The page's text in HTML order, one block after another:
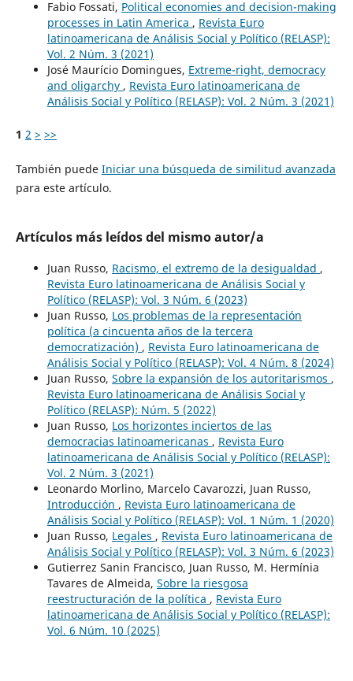
Fabio Fossati, Political economies and decision-making
processes in Latin America , Revista Euro
latinoamericana de Análisis Social y Político (RELASP):
Vol. 2 Núm. 3 (2021)
José Maurício Domingues, Extreme-right, democracy
and oligarchy , Revista Euro latinoamericana de
Análisis Social y Político (RELASP): Vol. 2 Núm. 3 (2021)
1 2 > >>
También puede Iniciar una búsqueda de similitud avanzada
para este artículo.
Artículos más leídos del mismo autor/a
Juan Russo, Racismo, el extremo de la desigualdad ,
Revista Euro latinoamericana de Análisis Social y
Político (RELASP): Vol. 3 Núm. 6 (2023)
Juan Russo, Los problemas de la representación
política (a cincuenta años de la tercera
democratización) , Revista Euro latinoamericana de
Análisis Social y Político (RELASP): Vol. 4 Núm. 8 (2024)
Juan Russo, Sobre la expansión de los autoritarismos ,
Revista Euro latinoamericana de Análisis Social y
Político (RELASP): Núm. 5 (2022)
Juan Russo, Los horizontes inciertos de las
democracias latinoamericanas , Revista Euro
latinoamericana de Análisis Social y Político (RELASP):
Vol. 2 Núm. 3 (2021)
Leonardo Morlino, Marcelo Cavarozzi, Juan Russo,
Introducción , Revista Euro latinoamericana de
Análisis Social y Político (RELASP): Vol. 1 Núm. 1 (2020)
Juan Russo, Legales , Revista Euro latinoamericana de
Análisis Social y Político (RELASP): Vol. 3 Núm. 6 (2023)
Gutierrez Sanin Francisco, Juan Russo, M. Hermínia
Tavares de Almeida, Sobre la riesgosa
reestructuración de la política , Revista Euro
latinoamericana de Análisis Social y Político (RELASP):
Vol. 6 Núm. 10 (2025)